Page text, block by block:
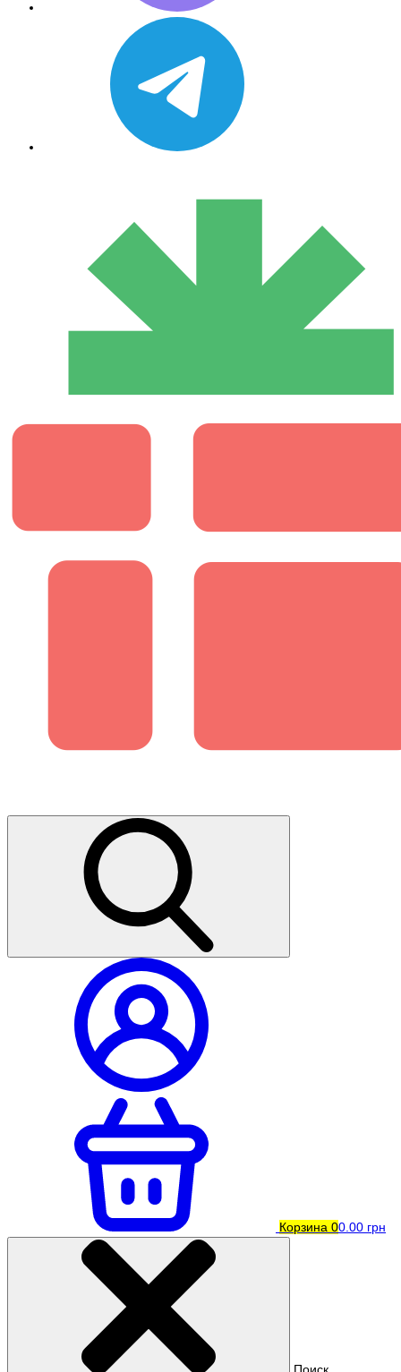
Корзина 00.00 грн